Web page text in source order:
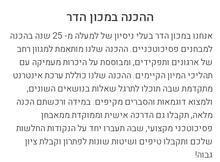
ההכנה במכון הדר
אנחנו במכון הדר בעלי ניסיון של למעלה מ- 25 שנה בהכנה
למבחנים פסיכוטכניים. ההכנה שלנו מותאמת למגוון רחב
של ארגונים ותפקידים, ומבוססת על היכרות מעמיקה עם
תהליכי המיון הקיימים. ההכנה שלנו כוללת ערכת אינטרנט
מתקדמת שבה תוכלו לתרגל שאלות בנושאים השונים,
ולמצוא דוגמאות והסברים מקיפים. במידה ורכשתם הכנה
מלאה, תקבלו גם הדרכה אישית וממוקדת ממאבחן
פסיכוטכני מקצועי, שבה תעברו יחד על הנקודות החלשות
שלכם ותקבלו טיפים ושיטות שונות לפתרון וקבלת ציון
גבוה!